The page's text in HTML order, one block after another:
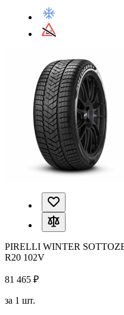
PIRELLI WINTER
R20 102V
81 465 ₽
за 1 шт.